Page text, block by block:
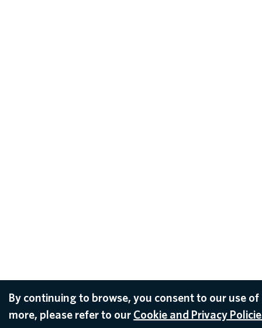
By continuing to browse, you consent to our use of
more, please refer to our Cookie and Privacy